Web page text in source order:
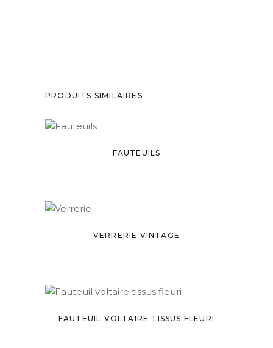
PRODUITS SIMILAIRES
FAUTEUILS
VERRERIE VINTAGE
FAUTEUIL VOLTAIRE TISSUS FLEURI